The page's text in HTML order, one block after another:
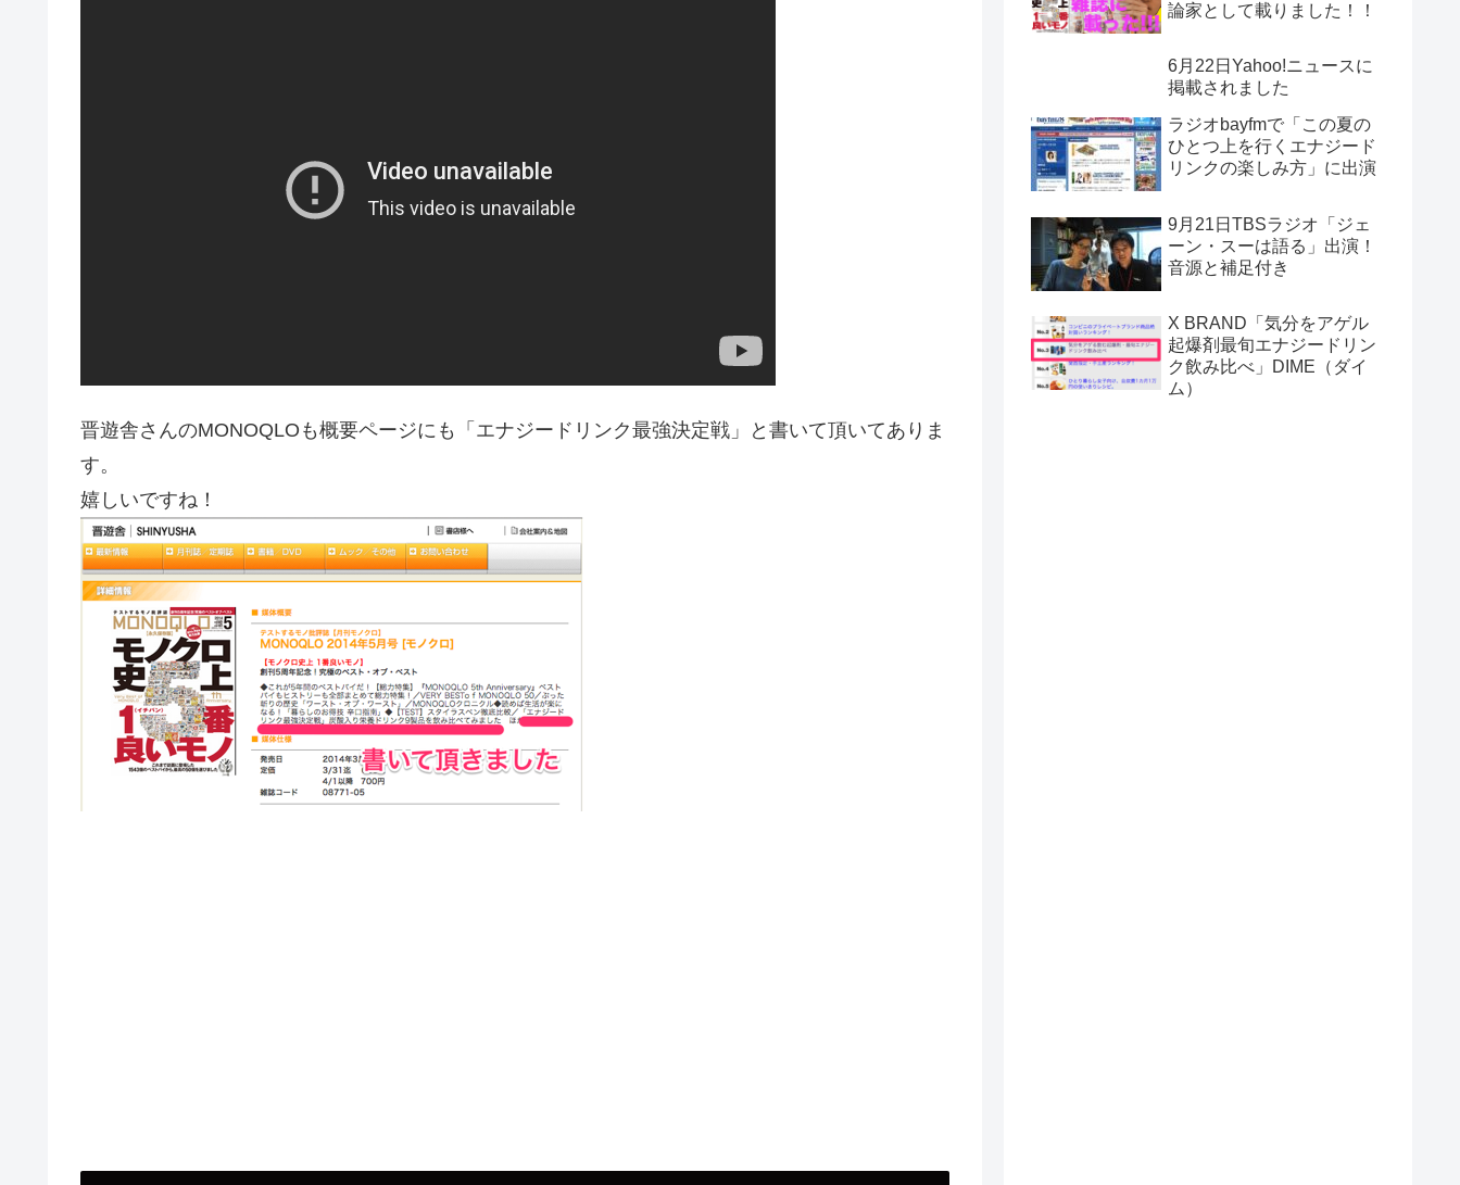
晋遊舎さんのMONOQLOも概要ページにも「エナジードリンク最強決定戦」と書いて頂いてありま
す。
嬉しいですね！
論家として載りました！！
6月22日Yahoo!ニュースに
掲載されました
ラジオbayfmで「この夏の
ひとつ上を行くエナジード
リンクの楽しみ方」に出演
9月21日TBSラジオ「ジェ
ーン・スーは語る」出演！
音源と補足付き
X BRAND「気分をアゲル
起爆剤最旬エナジードリン
ク飲み比べ」DIME（ダイ
ム）